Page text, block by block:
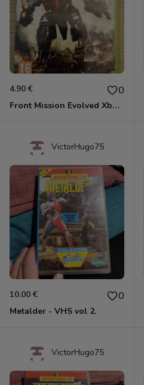
4.90 € 0
Front Mission Evolved Xbox 360
VictorHugo75
10.00 € 0
Metalder - VHS vol 2.
VictorHugo75